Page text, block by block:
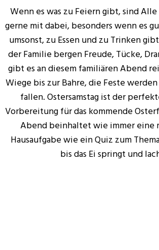
Wenn es was zu Feiern gibt, sind
gerne mit dabei, besonders wenn es
umsonst, zu Essen und zu Trinken
der Familie bergen Freude, Tücke,
gibt es an diesem familiären Abend
Wiege bis zur Bahre, die Feste
fallen. Ostersamstag ist der
Vorbereitung für das kommende
Abend beinhaltet wie immer eine
Hausaufgabe wie ein Quiz zum
bis das Ei springt und